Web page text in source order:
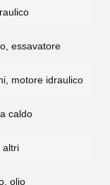
essavatore
motore idraulico
caldo
altri
olio